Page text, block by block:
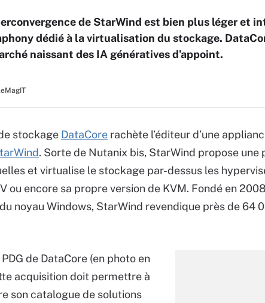
de StarWind est bien plus léger et
dédié à la virtualisation du stockage.
naissant des IA génératives d’appoint.
stockage DataCore rachète l’éditeur d’une
. Sorte de Nutanix bis, StarWind propose une
et virtualise le stockage par-dessus les
ou encore sa propre version de KVM. Fondé en
noyau Windows, StarWind revendique près de 64
de DataCore (en photo en
acquisition doit permettre à
son catalogue de solutions